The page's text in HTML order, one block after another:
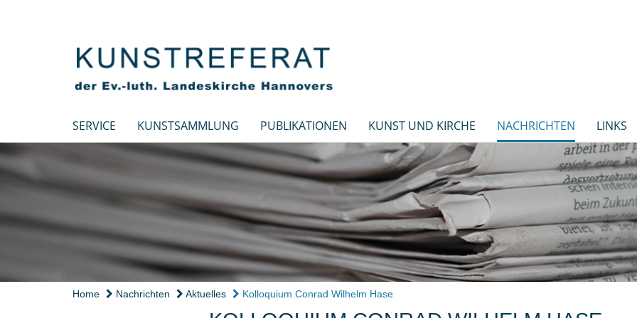
SERVICE KUNSTSAMMLUNG PUBLIKATIONEN KUNST UND KIRCHE NACHRICHTEN LINKS
Home Nachrichten Aktuelles Kolloquium Conrad Wilhelm Hase